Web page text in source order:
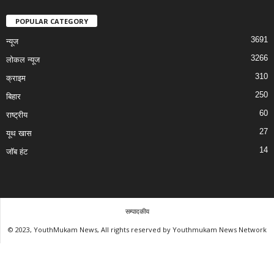
POPULAR CATEGORY
न्यूज 3691
लोकल न्यूज 3266
क्राइम 310
बिहार 250
राष्ट्रीय 60
यूथ खास 27
जॉब हंट 14
सम्पादकीय
© 2023, YouthMukam News, All rights reserved by Youthmukam News Network